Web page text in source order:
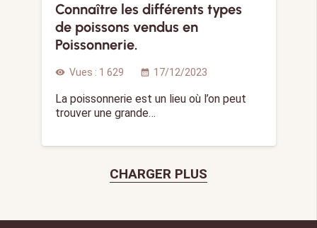
Connaître les différents types
de poissons vendus en
Poissonnerie.
visibility Vues : 1 629 calendar_month 17/12/2023
La poissonnerie est un lieu où l’on peut
trouver une grande…
CHARGER PLUS